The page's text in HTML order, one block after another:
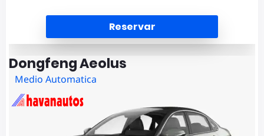
Reservar
Dongfeng Aeolus
Medio Automatica